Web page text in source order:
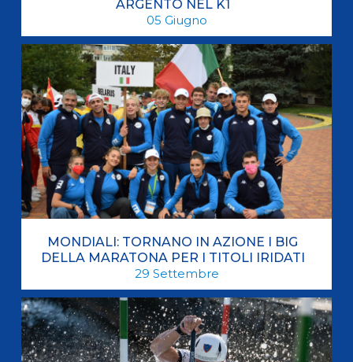
ARGENTO NEL K1
05 Giugno
MONDIALI: TORNANO IN AZIONE I BIG
DELLA MARATONA PER I TITOLI IRIDATI
29 Settembre